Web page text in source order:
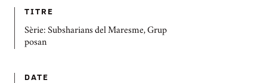
TITRE
Sèrie: Subsharians del Maresme, Grup
posan
DATE